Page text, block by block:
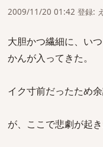
2009/11/20 01:42 登録:
大胆かつ繊細に、い
かんが入ってきた。
イク寸前だったため
が、ここで悲劇が起き